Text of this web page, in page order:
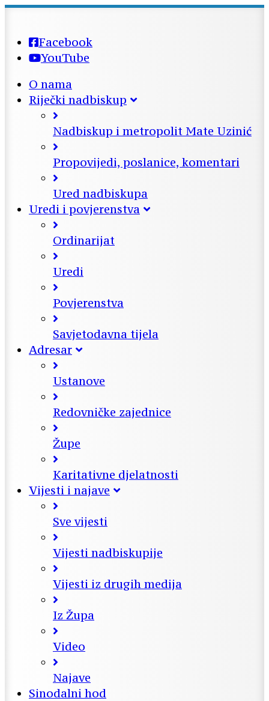
Facebook
YouTube
O nama
Riječki nadbiskup
Nadbiskup i metropolit Mate Uzinić
Propovijedi, poslanice, komentari
Ured nadbiskupa
Uredi i povjerenstva
Ordinarijat
Uredi
Povjerenstva
Savjetodavna tijela
Adresar
Ustanove
Redovničke zajednice
Župe
Karitativne djelatnosti
Vijesti i najave
Sve vijesti
Vijesti nadbiskupije
Vijesti iz drugih medija
Iz Župa
Video
Najave
Sinodalni hod